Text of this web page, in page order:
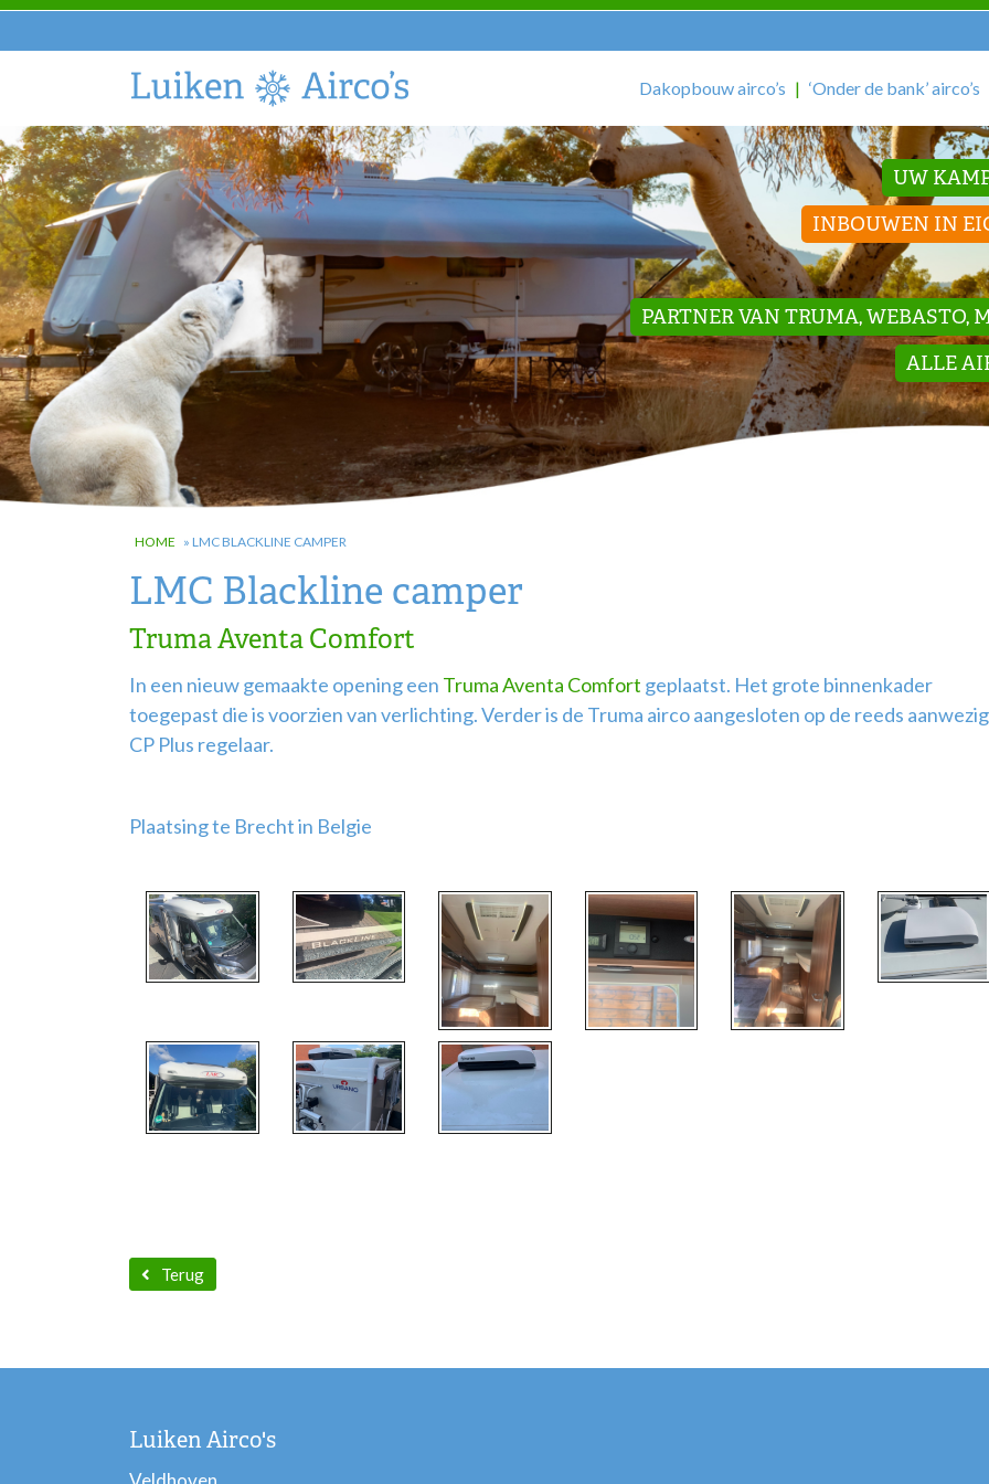
Dakopbouw airco’s ‘Onder de bank’ airco’s
UW
INBOUWEN IN
PARTNER VAN TRUMA, WEBASTO,
ALLE
HOME » LMC BLACKLINE CAMPER
LMC Blackline camper
Truma Aventa Comfort
In een nieuw gemaakte opening een Truma Aventa Comfort geplaatst. Het grote binnenkader
toegepast die is voorzien van verlichting. Verder is de Truma airco aangesloten op de reeds
CP Plus regelaar.
Plaatsing te Brecht in Belgie
Terug
Luiken Airco's